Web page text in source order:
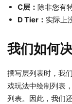
C层： 除非您有
D Tier： 实际上
我们如何
撰写层列表时，我
戏玩法中绘制列表
列表。因此，我们